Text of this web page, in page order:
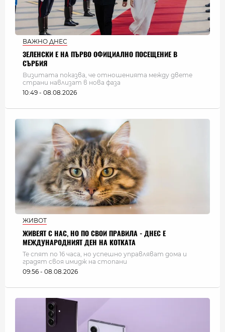
ВАЖНО ДНЕС
ЗЕЛЕНСКИ Е НА ПЪРВО ОФИЦИАЛНО ПОСЕЩЕНИЕ В
СЪРБИЯ
Визитата показва, че отношенията между двете
страни навлизат в нова фаза
10:49 - 08.08.2026
ЖИВОТ
ЖИВЕЯТ С НАС, НО ПО СВОИ ПРАВИЛА - ДНЕС Е
МЕЖДУНАРОДНИЯТ ДЕН НА КОТКАТА
Те спят по 16 часа, но успешно управляват дома и
градят своя имидж на стопани
09:56 - 08.08.2026